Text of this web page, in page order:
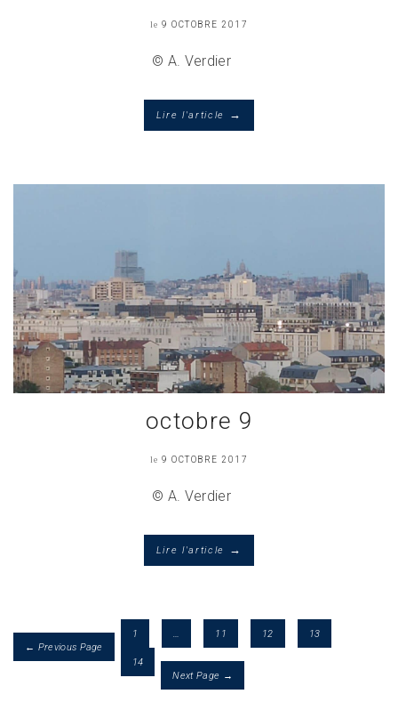
le9 OCTOBRE 2017
© A. Verdier
Lire l'article →
octobre 9
le9 OCTOBRE 2017
© A. Verdier
Lire l'article →
← Previous Page
1 … 11 12 13
14
Next Page →